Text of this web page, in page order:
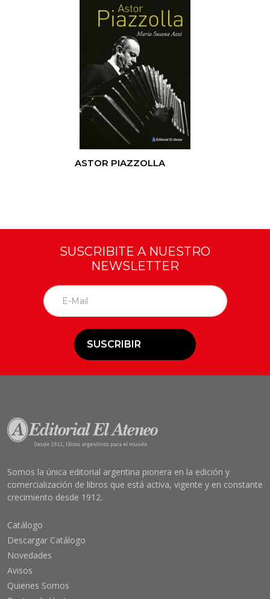
ASTOR PIAZZOLLA
SUSCRIBITE A NUESTRO
NEWSLETTER
SUSCRIBIR
Somos la única editorial argentina pionera en la edición y
comercialización de libros que está activa, vigente y en constante
crecimiento desde 1912.
Catálogo
Descargar Catálogo
Novedades
Avisos
Quienes Somos